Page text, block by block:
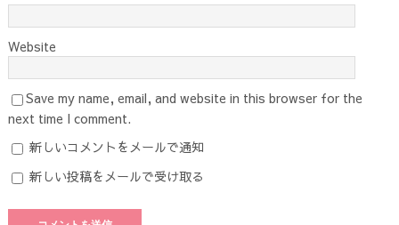
Website
Save my name, email, and website in this browser for the
next time I comment.
新しいコメントをメールで通知
新しい投稿をメールで受け取る